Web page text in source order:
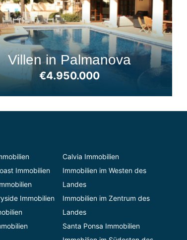
Villen in Palmanova
€4.950.000
Immobilien
Immobilien
Calvia Immobilien
Immobilien im Westen des
Landes
Immobilien im Zentrum des
Landes
Santa Ponsa Immobilien